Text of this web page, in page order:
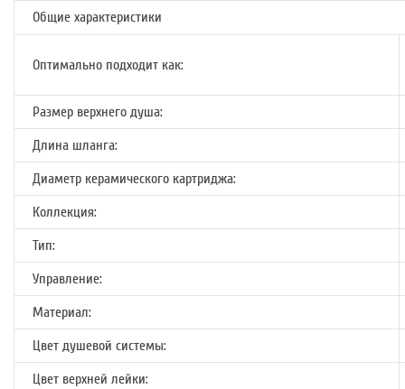
Общие характеристики
Оптимально подходит как:
Размер верхнего душа:
Длина шланга:
Диаметр керамического картриджа:
Коллекция:
Тип:
Управление:
Материал:
Цвет душевой системы:
Цвет верхней лейки: